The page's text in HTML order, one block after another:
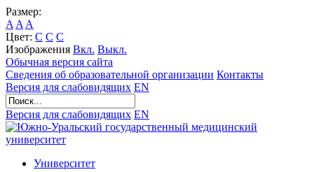
Размер:
A A A
Цвет: C C C
Изображения Вкл. Выкл.
Обычная версия сайта
Сведения об образовательной организации Контакты
Версия для слабовидящих EN
Версия для слабовидящих EN
Университет